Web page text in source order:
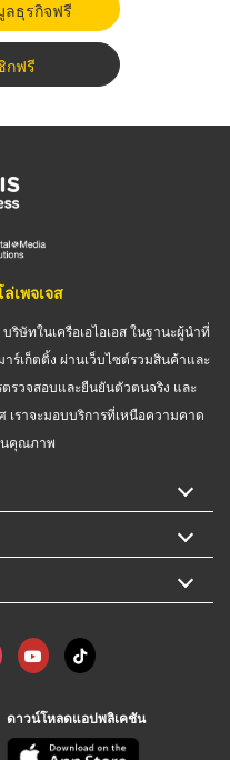
ลธุรกิจฟรี
กฟรี
เพจเจส
ษัทในเครือเอไอเอส ในฐานะผู้นำที่
เก็ตติ้ง ผ่านเว็บไซต์รวมสินค้าและ
รวจสอบและยืนยันตัวตนจริง และ
ราจะมอบบริการที่เหนือความคาด
นคุณภาพ
ดาวน์โหลดแอปพลิเคชัน